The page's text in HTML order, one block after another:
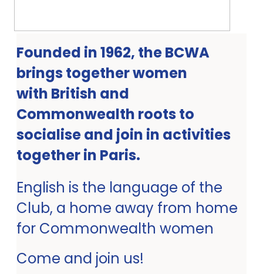
Founded in 1962, the BCWA
brings together women
with British and
Commonwealth roots to
socialise and join in activities
together in Paris.
English is the language of the
Club, a home away from home
for Commonwealth women
Come and join us!